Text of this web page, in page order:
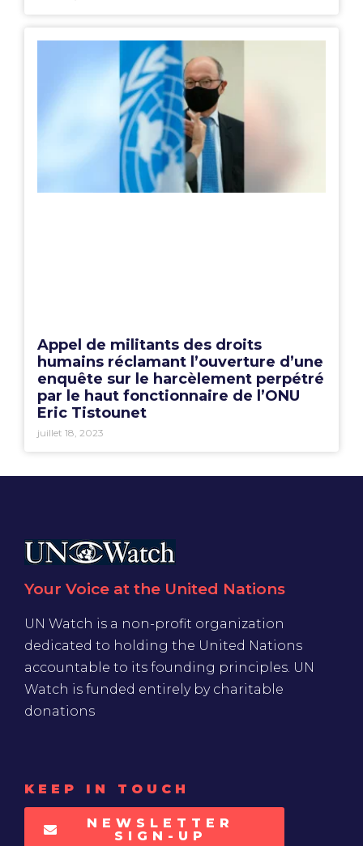
Appel de militants des droits
humains réclamant l’ouverture d’une
enquête sur le harcèlement perpétré
par le haut fonctionnaire de l’ONU
Eric Tistounet
juillet 18, 2023
Your Voice at the United Nations
UN Watch is a non-profit organization
dedicated to holding the United Nations
accountable to its founding principles. UN
Watch is funded entirely by charitable
donations
KEEP IN TOUCH
NEWSLETTER
SIGN-UP